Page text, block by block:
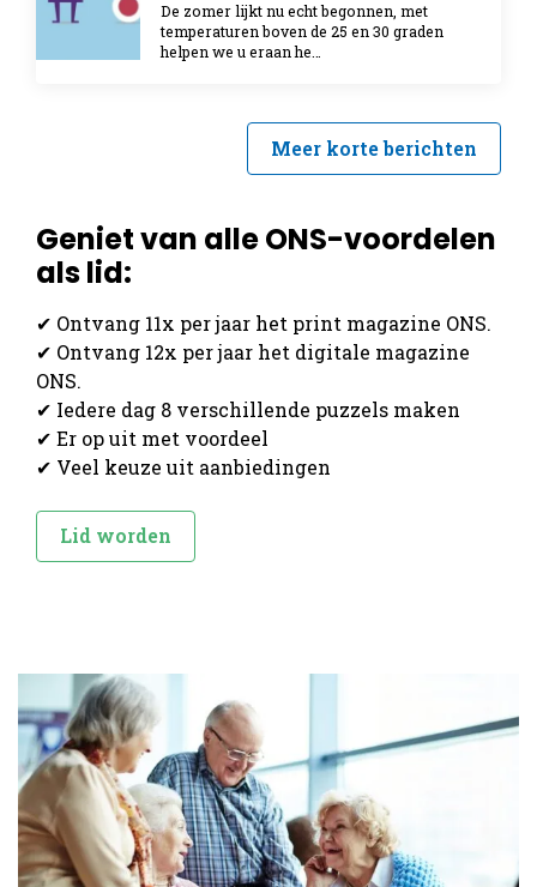
De zomer lijkt nu echt begonnen, met
temperaturen boven de 25 en 30 graden
helpen we u eraan he…
Meer korte berichten
Geniet van alle ONS-voordelen
als lid:
✔ Ontvang 11x per jaar het print magazine ONS.
✔ Ontvang 12x per jaar het digitale magazine
ONS.
✔ Iedere dag 8 verschillende puzzels maken
✔ Er op uit met voordeel
✔ Veel keuze uit aanbiedingen
Lid worden